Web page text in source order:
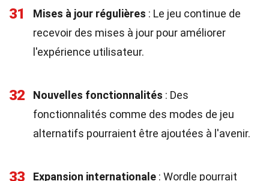
31 Mises à jour régulières : Le jeu continue de
recevoir des mises à jour pour améliorer
l'expérience utilisateur.
32 Nouvelles fonctionnalités : Des
fonctionnalités comme des modes de jeu
alternatifs pourraient être ajoutées à l'avenir.
33 Expansion internationale : Wordle pourrait